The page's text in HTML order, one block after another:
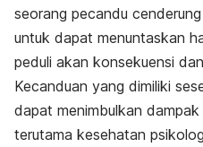
seorang pecandu
untuk dapat menuntaskan
peduli akan konsekuensi
Kecanduan yang dimiliki
dapat menimbulkan
terutama kesehatan